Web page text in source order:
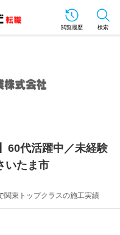
閲覧履歴 検索
60代活躍中／未経験
いたま市
関東トップクラスの施工実績